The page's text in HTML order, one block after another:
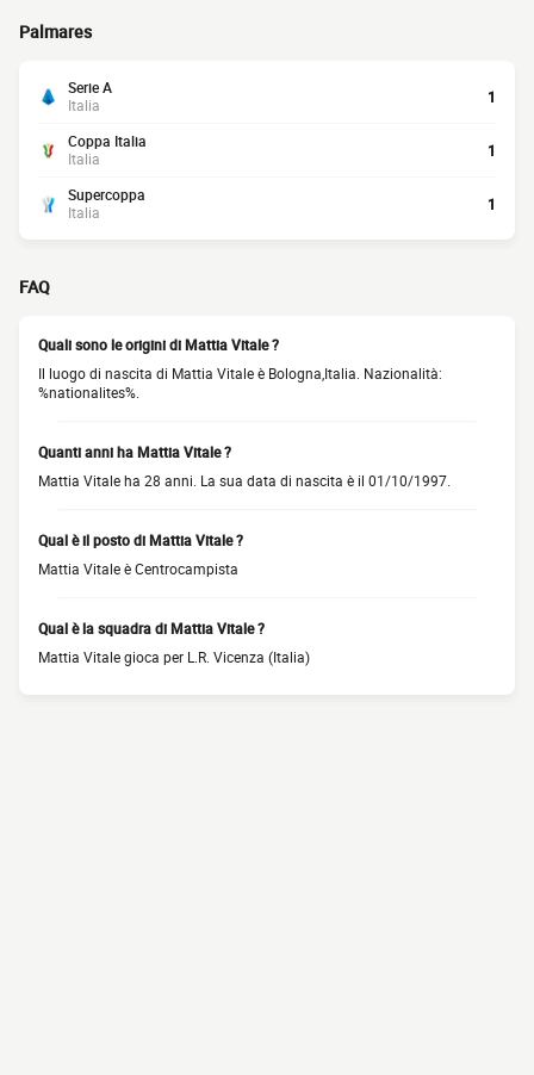
Palmares
Serie A
Italia
1
Coppa Italia
Italia
1
Supercoppa
Italia
1
FAQ
Quali sono le origini di Mattia Vitale ?
Il luogo di nascita di Mattia Vitale è Bologna,Italia. Nazionalità:
%nationalites%.
Quanti anni ha Mattia Vitale ?
Mattia Vitale ha 28 anni. La sua data di nascita è il 01/10/1997.
Qual è il posto di Mattia Vitale ?
Mattia Vitale è Centrocampista
Qual è la squadra di Mattia Vitale ?
Mattia Vitale gioca per L.R. Vicenza (Italia)